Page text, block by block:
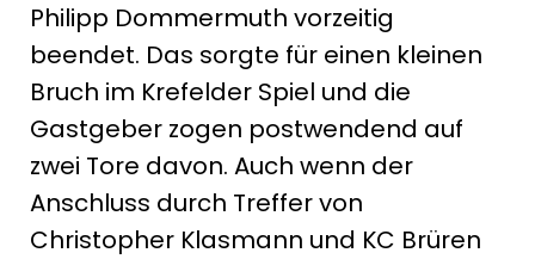
Philipp Dommermuth vorzeitig
beendet. Das sorgte für einen kleinen
Bruch im Krefelder Spiel und die
Gastgeber zogen postwendend auf
zwei Tore davon. Auch wenn der
Anschluss durch Treffer von
Christopher Klasmann und KC Brüren